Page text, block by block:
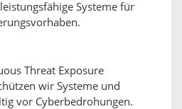
Systeme für
Threat Exposure
wir Systeme und
vor Cyberbedrohungen.